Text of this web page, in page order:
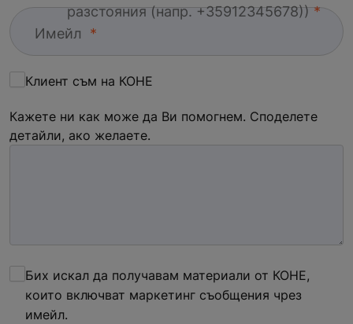
разстояния (напр. +35912345678))
Имейл
Клиент съм на КОНЕ
Кажете ни как може да Ви помогнем. Споделете
детайли, ако желаете.
Бих искал да получавам материали от КОНЕ,
които включват маркетинг съобщения чрез
имeйл.